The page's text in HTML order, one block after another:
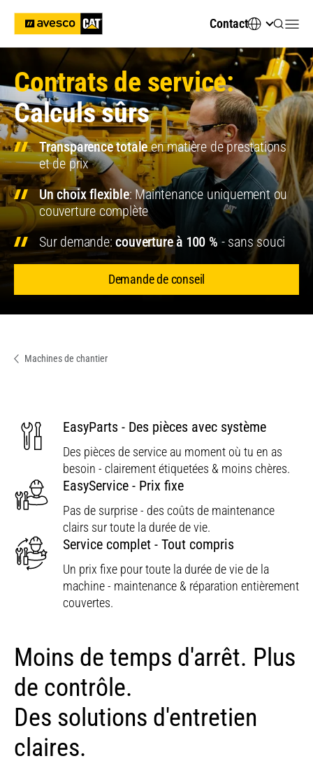
Contact
Contrats de service:
Calculs sûrs
Transparence totaleen matière de prestations
et de prix
Un choix flexible: Maintenance uniquement ou
couverture complète
Sur demande:couverture à 100 % - sans souci
Demande de conseil
Machines de chantier
EasyParts - Des pièces avec système
Des pièces de service au moment où tu en as
besoin - clairement étiquetées & moins chères.
EasyService - Prix fixe
Pas de surprise - des coûts de maintenance
clairs sur toute la durée de vie.
Service complet - Tout compris
Un prix fixe pour toute la durée de vie de la
machine - maintenance & réparation entièrement
couvertes.
Moins de temps d'arrêt. Plus
de contrôle.
Des solutions d'entretien
claires.